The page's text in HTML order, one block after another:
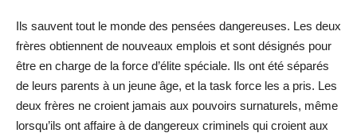
Ils sauvent tout le monde des pensées dangereuses. Les deux
frères obtiennent de nouveaux emplois et sont désignés pour
être en charge de la force d’élite spéciale. Ils ont été séparés
de leurs parents à un jeune âge, et la task force les a pris. Les
deux frères ne croient jamais aux pouvoirs surnaturels, même
lorsqu’ils ont affaire à de dangereux criminels qui croient aux